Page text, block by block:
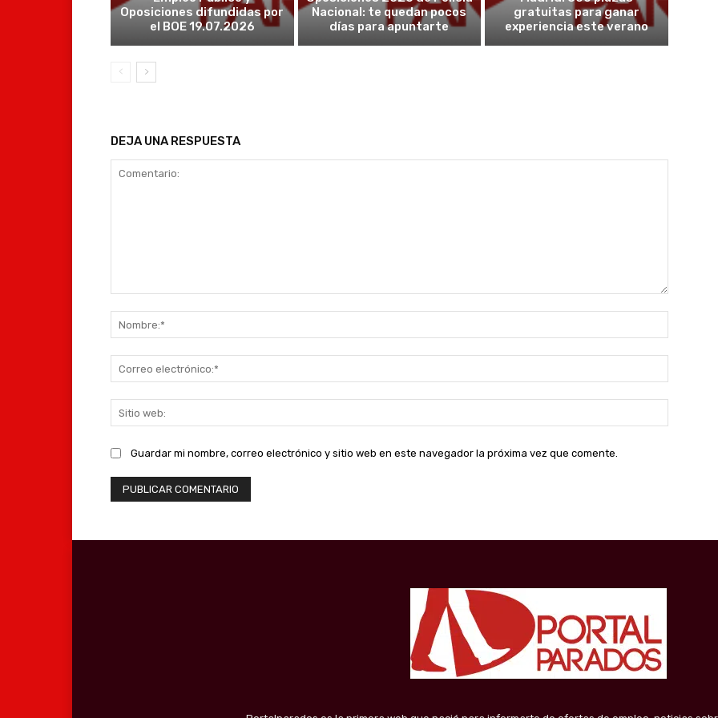
Oposiciones difundidas por
el BOE 19.07.2026
Nacional: te quedan pocos
días para apuntarte
gratuitas para ganar
experiencia este verano
DEJA UNA RESPUESTA
web:
Guardar mi nombre, correo electrónico y sitio web en este navegador la próxima vez que comente.